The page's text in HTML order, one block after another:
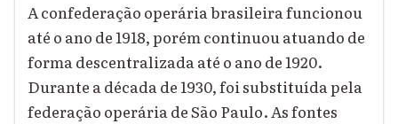
A confederação operária brasileira funcionou
até o ano de 1918, porém continuou atuando de
forma descentralizada até o ano de 1920.
Durante a década de 1930, foi substituída pela
federação operária de São Paulo. As fontes